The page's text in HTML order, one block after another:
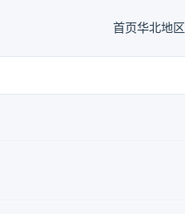
首页华北地区